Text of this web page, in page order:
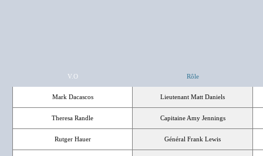
V.O Rôle
Mark Dacascos Lieutenant Matt Daniels
Theresa Randle Capitaine Amy Jennings
Rutger Hauer Général Frank Lewis